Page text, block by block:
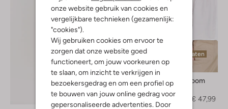
onze website gebruik van cookies en
vergelijkbare technieken (gezamenlijk:
"cookies").
Wij gebruiken cookies om ervoor te
zorgen dat onze website goed
functioneert, om jouw voorkeuren op
te slaan, om inzicht te verkrijgen in
bezoekersgedrag en om een profiel op
te bouwen van jouw online gedrag voor
gepersonaliseerde advertenties. Door
Ontdek de look
Laatste maten
-60%
Levete Room
Blouse
€ 119,95
€ 47,99